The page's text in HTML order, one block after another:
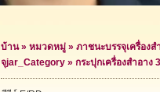
บ้าน» หมวดหมู่ » ภาชนะบรรจุเครื่อง
จุjar_Category » กระปุกเครื่องสำอาง